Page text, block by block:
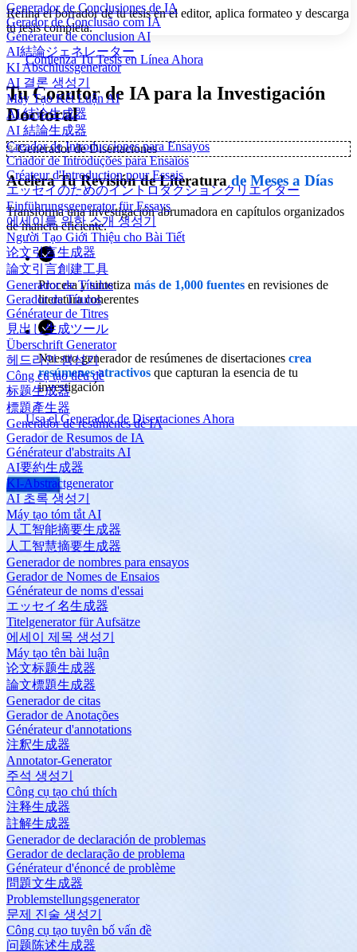
Generador de Conclusiones de IA
Gerador de Conclusão com IA
Générateur de conclusion AI
AI結論ジェネレーター
KI Abschlussgenerator
AI 결론 생성기
Máy Tạo Kết Luận AI
AI 结论生成器
AI 結論生成器
Creador de Introducciones para Ensayos
Criador de Introduções para Ensaios
Créateur d'Introduction pour Essais
エッセイのためのイントロダクションクリエイター
Einführungsgenerator für Essays
에세이를 위한 소개 생성기
Người Tạo Giới Thiệu cho Bài Tiết
论文引言生成器
論文引言創建工具
Generador de Títulos
Gerador de Títulos
Générateur de Titres
見出し生成ツール
Überschrift Generator
헤드라인 생성기
Công cụ tạo tiêu đề
标题生成器
標題產生器
Generador de resúmenes de IA
Gerador de Resumos de IA
Générateur d'abstraits AI
AI要約生成器
KI-Abstractgenerator
AI 초록 생성기
Máy tạo tóm tắt AI
人工智能摘要生成器
人工智慧摘要生成器
Generador de nombres para ensayos
Gerador de Nomes de Ensaios
Générateur de noms d'essai
エッセイ名生成器
Titelgenerator für Aufsätze
에세이 제목 생성기
Máy tạo tên bài luận
论文标题生成器
論文標題生成器
Generador de citas
Gerador de Anotações
Générateur d'annotations
注釈生成器
Annotator-Generator
주석 생성기
Công cụ tạo chú thích
注释生成器
註解生成器
Generador de declaración de problemas
Gerador de declaração de problema
Générateur d'énoncé de problème
問題文生成器
Problemstellungsgenerator
문제 진술 생성기
Công cụ tạo tuyên bố vấn đề
问题陈述生成器
Refina el borrador de tu tesis en el editor, aplica formateo y descarga
tu tesis completa.
Comienza Tu Tesis en Línea Ahora
Tu Coautor de IA para la Investigación
Doctoral
✨Generador de Disertaciones
Acelera Tu Revisión de Literatura de Meses a Días
Transforma una investigación abrumadora en capítulos organizados
de manera eficiente.
Procesa y sintetiza más de 1,000 fuentes en revisiones de
literatura coherentes
Nuestro generador de resúmenes de disertaciones crea
resúmenes atractivos que capturan la esencia de tu
investigación
Usa el Generador de Disertaciones Ahora